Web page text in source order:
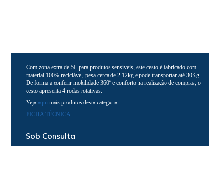
Com zona extra de 5L para produtos sensíveis, este cesto é fabricado com
material 100% reciclável, pesa cerca de 2.12kg e pode transportar até 30Kg.
De forma a conferir mobilidade 360º e conforto na realização de compras, o
cesto apresenta 4 rodas rotativas.
Vejaaqui mais produtos desta categoria.
FICHA TÉCNICA.
Sob Consulta